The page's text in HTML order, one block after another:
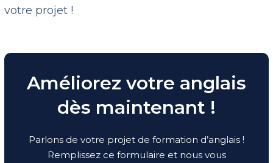
votre projet !
Améliorez votre anglais
dès maintenant !
Parlons de votre projet de formation d’anglais !
Remplissez ce formulaire et nous vous